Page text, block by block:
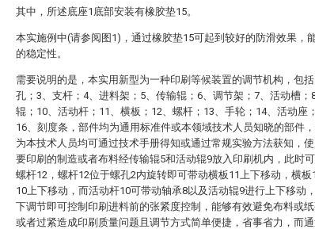
其中，所述底座1底部安装有橡胶垫15。
本实施例中(请参阅图1)，通过橡胶垫15可起到较好的防滑效果，
的稳定性。
需要说明的是，本实用新型为一种印刷等候装置的调节机构，包
孔；3、支杆；4、进料架；5、传输辊；6、调节架；7、活动槽；
辊；10、活动杆；11、横板；12、螺杆；13、手轮；14、活动座
16、刻度条，部件均为通用标准件或本领域技术人员知晓的部件
为本技术人员均可通过技术手册得知或通过常规实验方法获知，
要印刷的制造或者布料经传输辊5和活动辊9放入印刷机内，此时
螺杆12，螺杆12位于螺孔2内旋转即可带动横板11上下移动，横
10上下移动，而活动杆10可带动轴承8以及活动辊9进行上下移动
下调节即可控制印刷进料前的张紧度控制，能够有效避免布料或
或者过紧造成印刷质量问题且调节方式简单便捷，省事省力，而